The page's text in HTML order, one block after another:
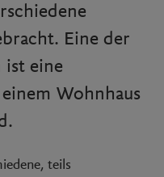
Eine der
ist eine
Wohnhaus
teils